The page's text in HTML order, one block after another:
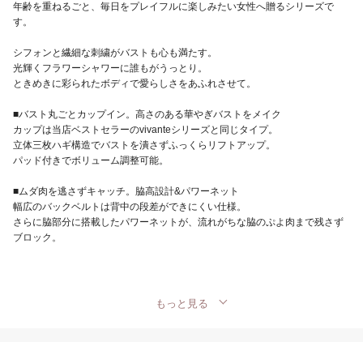
年齢を重ねるごと、毎日をプレイフルに楽しみたい女性へ贈るシリーズで
す。
シフォンと繊細な刺繍がバストも心も満たす。
光輝くフラワーシャワーに誰もがうっとり。
ときめきに彩られたボディで愛らしさをあふれさせて。
■バスト丸ごとカップイン。高さのある華やぎバストをメイク
カップは当店ベストセラーのvivanteシリーズと同じタイプ。
立体三枚ハギ構造でバストを潰さずふっくらリフトアップ。
パッド付きでボリューム調整可能。
■ムダ肉を逃さずキャッチ。脇高設計&パワーネット
幅広のバックベルトは背中の段差ができにくい仕様。
さらに脇部分に搭載したパワーネットが、流れがちな脇のぷよ肉まで残さず
ブロック。
もっと見る